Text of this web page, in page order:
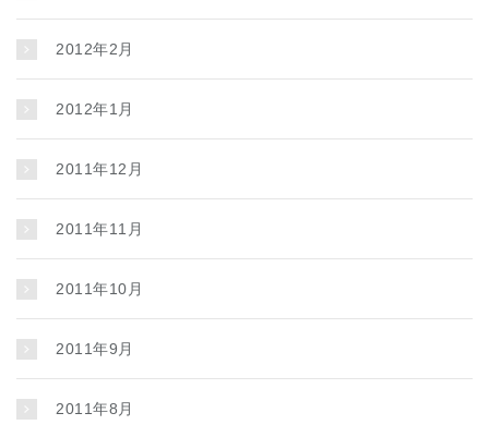
2012年2月
2012年1月
2011年12月
2011年11月
2011年10月
2011年9月
2011年8月